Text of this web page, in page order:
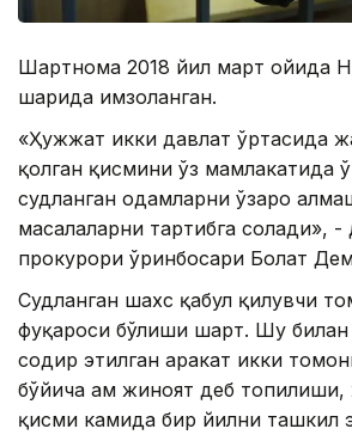
Шартнома 2018 йил март ойида
шаҳрида имзоланган.
«Ҳужжат икки давлат ўртасида
қолган қисмини ўз мамлакатида
судланган одамларни ўзаро
масалаларни тартибга солади»,
прокурори ўринбосари Болат
Судланган шахс қабул қилувчи
фуқароси бўлиши шарт. Шу билан
содир этилган ҳаракат икки
бўйича ҳам жиноят деб топилиши,
қисми камида бир йилни ташкил